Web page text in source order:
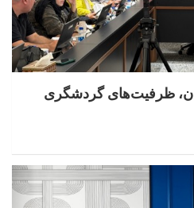
ظرفیت‌های گردشگری